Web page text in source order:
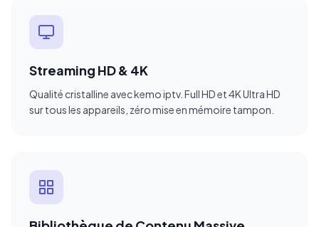
Streaming HD & 4K
Qualité cristalline avec kemo iptv. Full HD et 4K Ultra HD
sur tous les appareils, zéro mise en mémoire tampon.